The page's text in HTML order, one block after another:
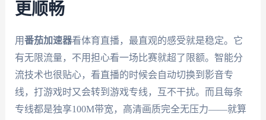
更顺畅
用番茄加速器看体育直播，最直观的感受就是稳定。它
有无限流量，不用担心看一场比赛就超了限额。智能分
流技术也很贴心，看直播的时候会自动切换到影音专
线，打游戏时又会转到游戏专线，互不干扰。而且每条
专线都是独享100M带宽，高清画质完全无压力——就算